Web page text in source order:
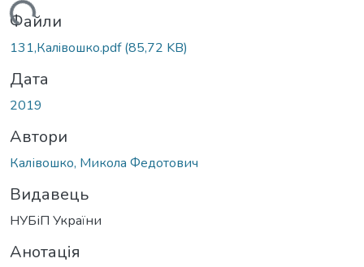
Файли
131,Калiвошко.pdf(85,72 KB)
Дата
2019
Автори
Калівошко, Микола Федотович
Видавець
НУБіП України
Анотація